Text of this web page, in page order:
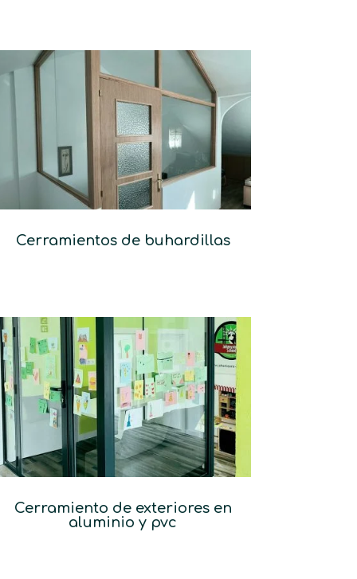
Cerramientos de buhardillas
Cerramiento de exteriores en
aluminio y pvc